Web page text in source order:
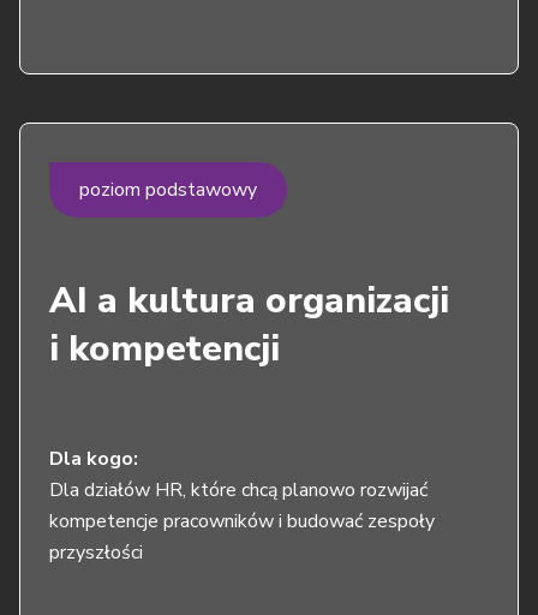
poziom podstawowy
AI a kultura organizacji
i kompetencji
Dla kogo:
Dla działów HR, które chcą planowo rozwijać
kompetencje pracowników i budować zespoły
przyszłości